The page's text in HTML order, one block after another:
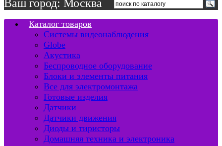
Ваш город: Москва
Каталог товаров
Системы видеонаблюдения
Globe
Акустика
Беспроводное оборудование
Блоки и элементы питания
Все для электромонтажа
Готовые изделия
Датчики
Датчики движения
Диоды и тиристоры
Домашняя техника и электроника